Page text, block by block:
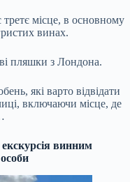
третє місце, в основному
винах.
пляшки з Лондона.
які варто відвідати
включаючи місце, де
винним